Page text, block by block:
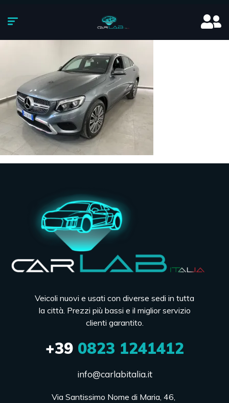
Veicoli nuovi e usati con diverse sedi in tutta
la città. Prezzi più bassi e il miglior servizio
clienti garantito.
+390823 1241412
info@carlabitalia.it
Via Santissimo Nome di Maria, 46,